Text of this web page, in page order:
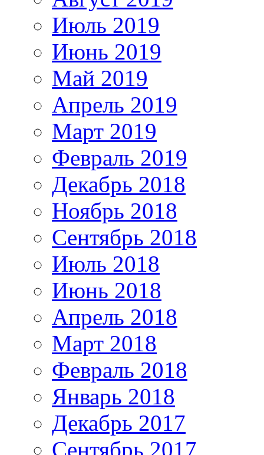
Июль 2019
Июнь 2019
Май 2019
Апрель 2019
Март 2019
Февраль 2019
Декабрь 2018
Ноябрь 2018
Сентябрь 2018
Июль 2018
Июнь 2018
Апрель 2018
Март 2018
Февраль 2018
Январь 2018
Декабрь 2017
Сентябрь 2017